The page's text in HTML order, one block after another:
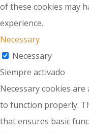
of these cookies may
experience.
Necessary
Necessary
Siempre activado
Necessary cookies
to function properly.
that ensures basic